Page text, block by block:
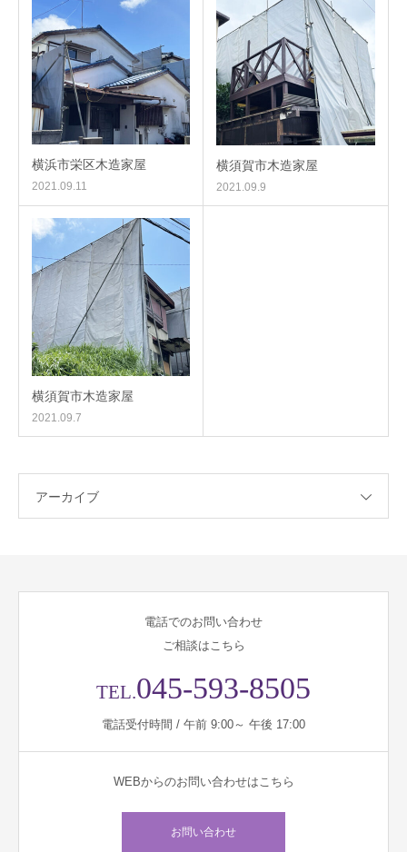
横浜市栄区木造家屋
2021.09.11
横須賀市木造家屋
2021.09.9
横須賀市木造家屋
2021.09.7
アーカイブ
電話でのお問い合わせ
ご相談はこちら
TEL.045-593-8505
電話受付時間 / 午前 9:00～ 午後 17:00
WEBからのお問い合わせはこちら
お問い合わせ